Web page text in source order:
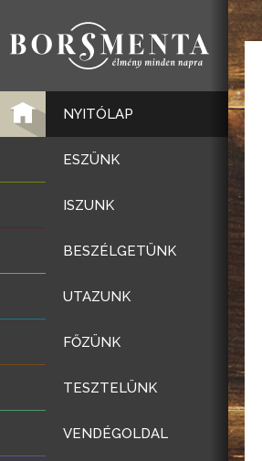
NYITÓLAP
ESZÜNK
ISZUNK
BESZÉLGETÜNK
UTAZUNK
FŐZÜNK
TESZTELÜNK
VENDÉGOLDAL